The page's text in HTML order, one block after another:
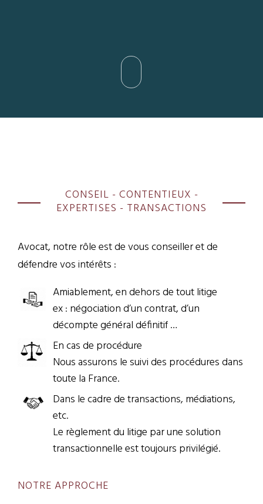
CONSEIL - CONTENTIEUX -
EXPERTISES - TRANSACTIONS
Avocat, notre rôle est de vous conseiller et de
défendre vos intérêts :
Amiablement, en dehors de tout litige
ex : négociation d’un contrat, d’un
décompte général définitif …
En cas de procédure
Nous assurons le suivi des procédures dans
toute la France.
Dans le cadre de transactions, médiations,
etc.
Le règlement du litige par une solution
transactionnelle est toujours privilégié.
NOTRE APPROCHE